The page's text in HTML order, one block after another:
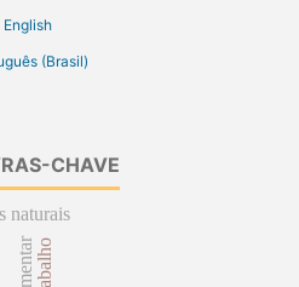
English
(Brasil)
CHAVE
naturais